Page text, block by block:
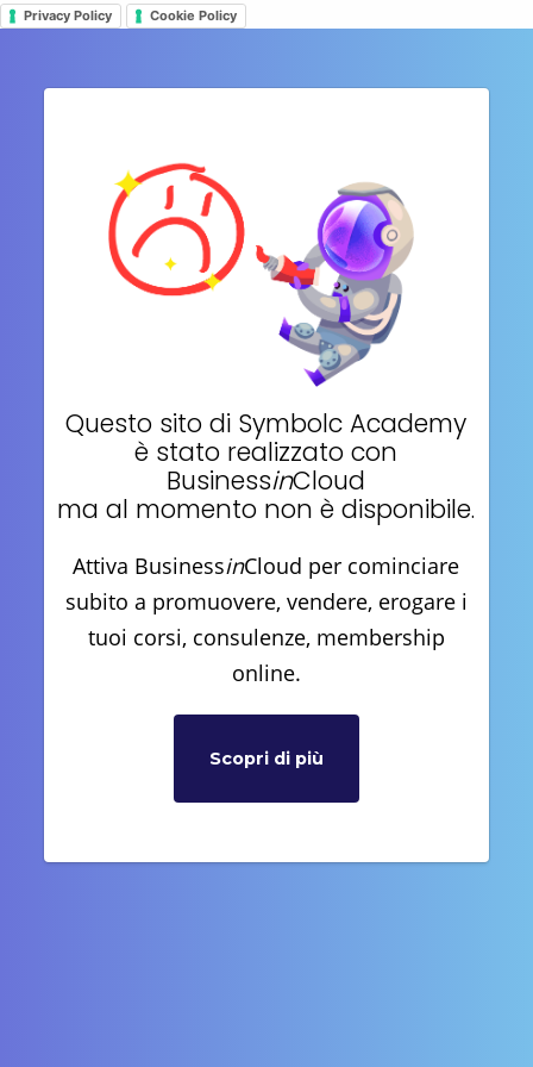
Privacy Policy Cookie Policy
Questo sito di Symbolc Academy
è stato realizzato con
BusinessinCloud
ma al momento non è disponibile.
Attiva BusinessinCloud per cominciare
subito a promuovere, vendere, erogare i
tuoi corsi, consulenze, membership
online.
Scopri di più